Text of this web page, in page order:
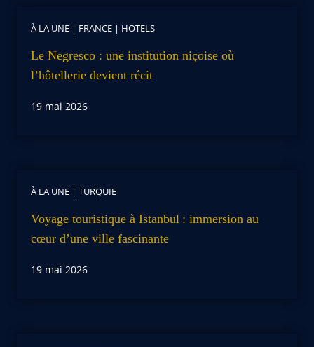
À LA UNE | FRANCE | HOTELS
Le Negresco : une institution niçoise où
l’hôtellerie devient récit
19 mai 2026
À LA UNE | TURQUIE
Voyage touristique à Istanbul : immersion au
cœur d’une ville fascinante
19 mai 2026